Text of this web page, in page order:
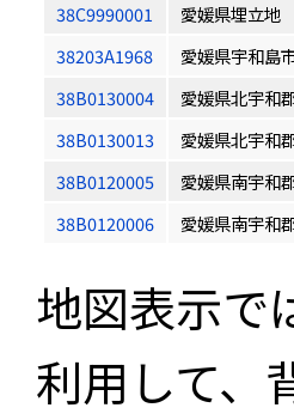
38C9990001
愛媛県埋立地
38203A1968
愛媛県宇和島
38B0130004
愛媛県北宇和
38B0130013
愛媛県北宇和
38B0120005
愛媛県南宇和
38B0120006
愛媛県南宇和
地図表示で
利用して、